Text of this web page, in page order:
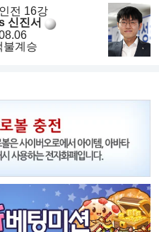
전 16강
신진서
불계승